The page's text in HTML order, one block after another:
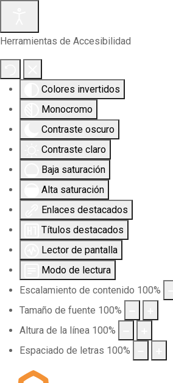
Herramientas de Accesibilidad
Colores invertidos
Monocromo
Contraste oscuro
Contraste claro
Baja saturación
Alta saturación
Enlaces destacados
Títulos destacados
Lector de pantalla
Modo de lectura
Escalamiento de contenido 100%
Tamaño de fuente 100%
Altura de la línea 100%
Espaciado de letras 100%